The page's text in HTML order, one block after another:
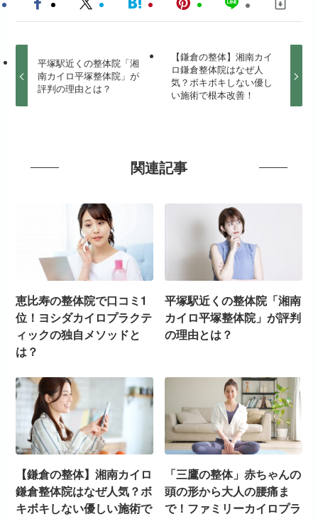
平塚駅近くの整体院「湘
南カイロ平塚整体院」が
評判の理由とは？
【鎌倉の整体】湘南カイ
ロ鎌倉整体院はなぜ人
気？ボキボキしない優し
い施術で根本改善！
関連記事
恵比寿の整体院で口コミ1
位！ヨシダカイロプラクテ
ィックの独自メソッドと
は？
平塚駅近くの整体院「湘南
カイロ平塚整体院」が評判
の理由とは？
【鎌倉の整体】湘南カイロ
鎌倉整体院はなぜ人気？ボ
キボキしない優しい施術で
「三鷹の整体」赤ちゃんの
頭の形から大人の腰痛ま
で！ファミリーカイロプラ